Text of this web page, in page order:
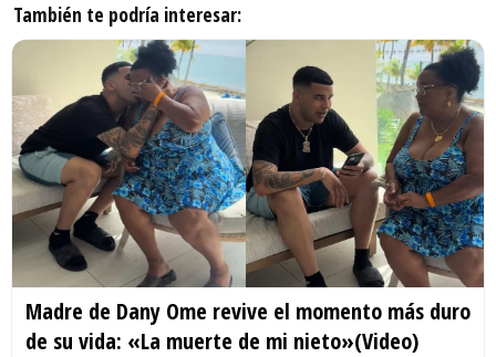
También te podría interesar:
Madre de Dany Ome revive el momento más duro
de su vida: «La muerte de mi nieto»(Video)